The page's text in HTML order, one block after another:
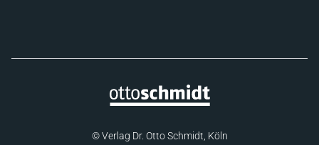
© Verlag Dr. Otto Schmidt, Köln